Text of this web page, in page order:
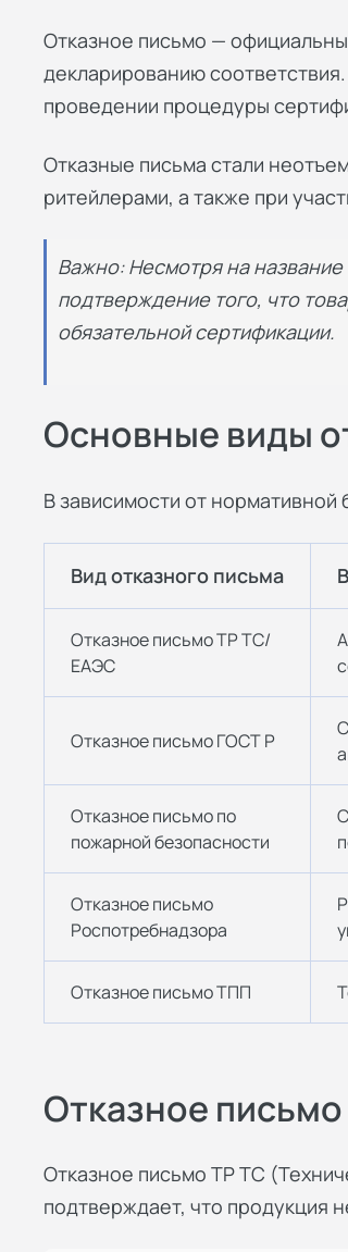
Отказное письмо —
декларированию
проведении процедуры
Отказные письма стали
ритейлерами, а также при
Важно: Несмотря на название
подтверждение того, что
обязательной сертификации.
Основные виды
В зависимости от
Вид отказного письма
Отказное письмо ТР ТС/
ЕАЭС
Отказное письмо ГОСТ Р
Отказное письмо по
пожарной безопасности
Отказное письмо
Роспотребнадзора
Отказное письмо ТПП
Отказное
Отказное письмо ТР ТС
подтверждает, что продукция